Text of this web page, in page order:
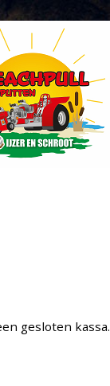
OUR SITE
gesloten kassa.